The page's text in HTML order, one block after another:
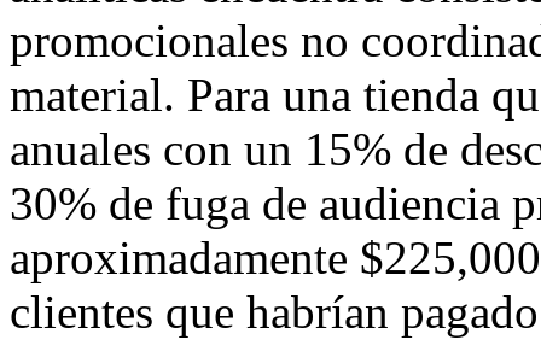
promocionales no
material. Para una tienda
anuales con un 15% de
30% de fuga de audiencia
aproximadamente
clientes que habrían